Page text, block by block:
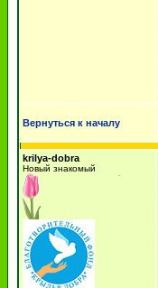
Вернуться к началу
krilya-dobra
Новый знакомый